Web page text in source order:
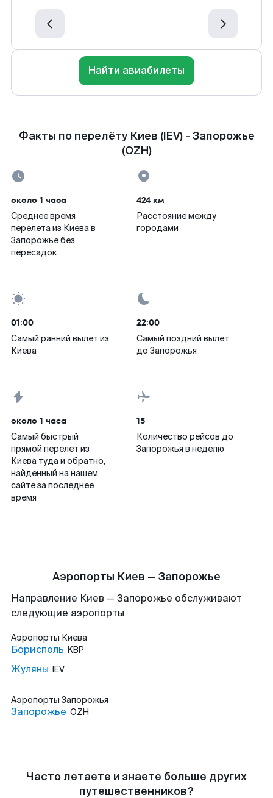
Найти авиабилеты
Факты по перелёту Киев (IEV) - Запорожье
(OZH)
около 1 часа
Среднее время
перелета из Киева в
Запорожье без
пересадок
424 км
Расстояние между
городами
01:00
Самый ранний вылет из
Киева
22:00
Самый поздний вылет
до Запорожья
около 1 часа
Самый быстрый
прямой перелет из
Киева туда и обратно,
найденный на нашем
сайте за последнее
время
15
Количество рейсов до
Запорожья в неделю
Аэропорты Киев — Запорожье
Направление Киев — Запорожье обслуживают
следующие аэропорты
Аэропорты Киева
Борисполь KBP
Жуляны IEV
Аэропорты Запорожья
Запорожье OZH
Часто летаете и знаете больше других
путешественников?